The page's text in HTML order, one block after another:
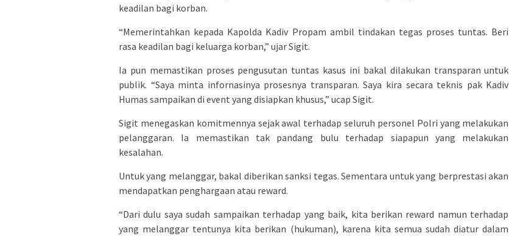
keadilan bagi korban.
“Memerintahkan kepada Kapolda Kadiv Propam ambil tindakan tegas proses tuntas. Beri
rasa keadilan bagi keluarga korban,” ujar Sigit.
Ia pun memastikan proses pengusutan tuntas kasus ini bakal dilakukan transparan untuk
publik. “Saya minta infornasinya prosesnya transparan. Saya kira secara teknis pak Kadiv
Humas sampaikan di event yang disiapkan khusus,” ucap Sigit.
Sigit menegaskan komitmennya sejak awal terhadap seluruh personel Polri yang melakukan
pelanggaran. Ia memastikan tak pandang bulu terhadap siapapun yang melakukan
kesalahan.
Untuk yang melanggar, bakal diberikan sanksi tegas. Sementara untuk yang berprestasi akan
mendapatkan penghargaan atau reward.
“Dari dulu saya sudah sampaikan terhadap yang baik, kita berikan reward namun terhadap
yang melanggar tentunya kita berikan (hukuman), karena kita semua sudah diatur dalam